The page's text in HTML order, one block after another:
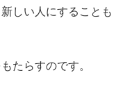
しい人にすることも
たらすのです。